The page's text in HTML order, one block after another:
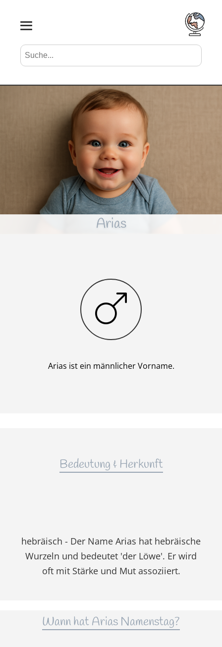
Suche nach Vornamen Search
Arias
Junge
Arias ist ein männlicher Vorname.
Bedeutung & Herkunft
hebräisch - Der Name Arias hat hebräische
Wurzeln und bedeutet 'der Löwe'. Er wird
oft mit Stärke und Mut assoziiert.
Wann hat Arias Namenstag?